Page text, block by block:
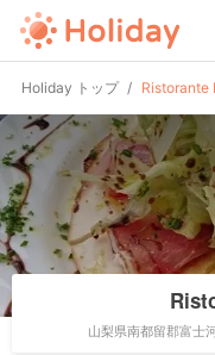
Holiday トップ Ristorante
山梨県南都留郡富士